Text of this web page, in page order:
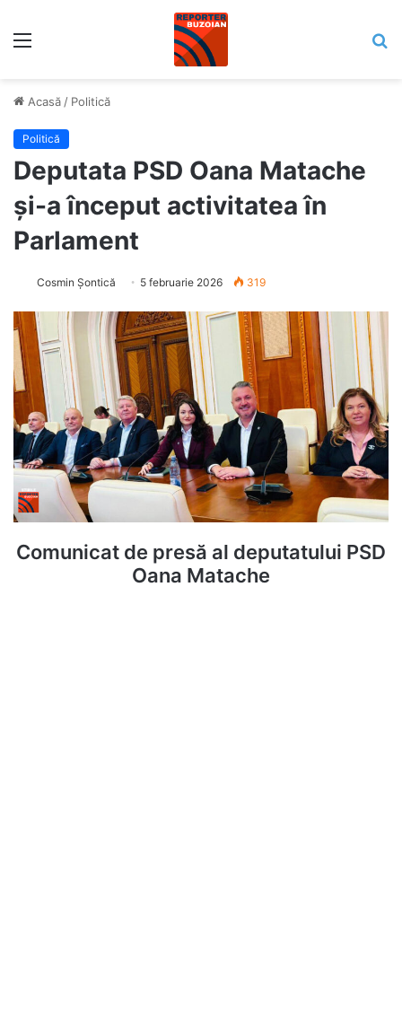
Acasă / Politică
Politică
Deputata PSD Oana Matache
și-a început activitatea în
Parlament
Cosmin Șontică 5 februarie 2026 319
Comunicat de presă al deputatului PSD
Oana Matache